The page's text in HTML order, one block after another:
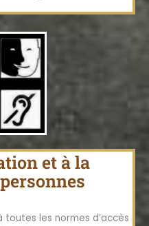
et à la
les normes d’accès